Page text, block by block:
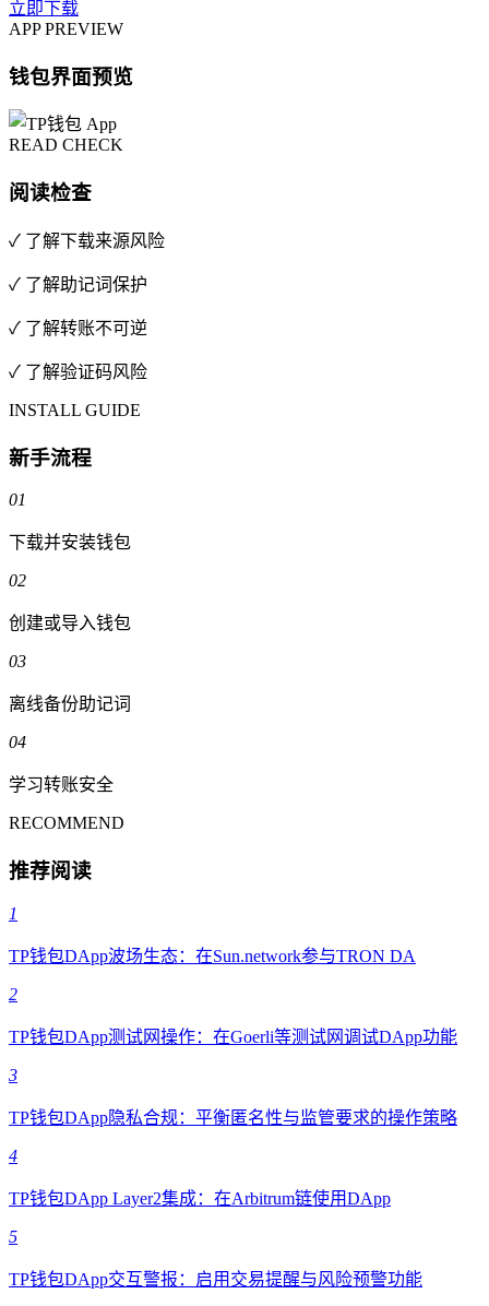
立即下载
APP PREVIEW
钱包界面预览
READ CHECK
阅读检查
✓ 了解下载来源风险
✓ 了解助记词保护
✓ 了解转账不可逆
✓ 了解验证码风险
INSTALL GUIDE
新手流程
01
下载并安装钱包
02
创建或导入钱包
03
离线备份助记词
04
学习转账安全
RECOMMEND
推荐阅读
1
TP钱包DApp波场生态：在Sun.network参与TRON DA
2
TP钱包DApp测试网操作：在Goerli等测试网调试DApp功能
3
TP钱包DApp隐私合规：平衡匿名性与监管要求的操作策略
4
TP钱包DApp Layer2集成：在Arbitrum链使用DApp
5
TP钱包DApp交互警报：启用交易提醒与风险预警功能